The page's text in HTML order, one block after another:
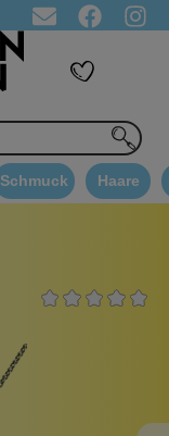
Bestellung ☁
Schmuck Haare